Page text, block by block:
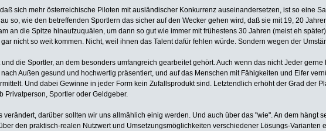
sich mehr österreichische Piloten mit ausländischer Konkurrenz auseinandersetzen, ist so eine
so, wie den betreffenden Sportlern das sicher auf den Wecker gehen wird, daß sie mit 19, 20
an die Spitze hinaufzuquälen, um dann so gut wie immer mit frühestens 30 Jahren (meist eh
nicht so weit kommen. Nicht, weil ihnen das Talent dafür fehlen würde. Sondern wegen der
die Sportler, an dem besonders umfangreich gearbeitet gehört. Auch wenn das nicht Jeder
Außen gesund und hochwertig präsentiert, und auf das Menschen mit Fähigkeiten und Eifer
Und dabei Gewinne in jeder Form kein Zufallsprodukt sind. Letztendlich erhöht der Grad der
Privatperson, Sportler oder Geldgeber.
verändert, darüber sollten wir uns allmählich einig werden. Und auch über das "wie". An dem hängt
den praktisch-realen Nutzwert und Umsetzungsmöglichkeiten verschiedener Lösungs-Varianten